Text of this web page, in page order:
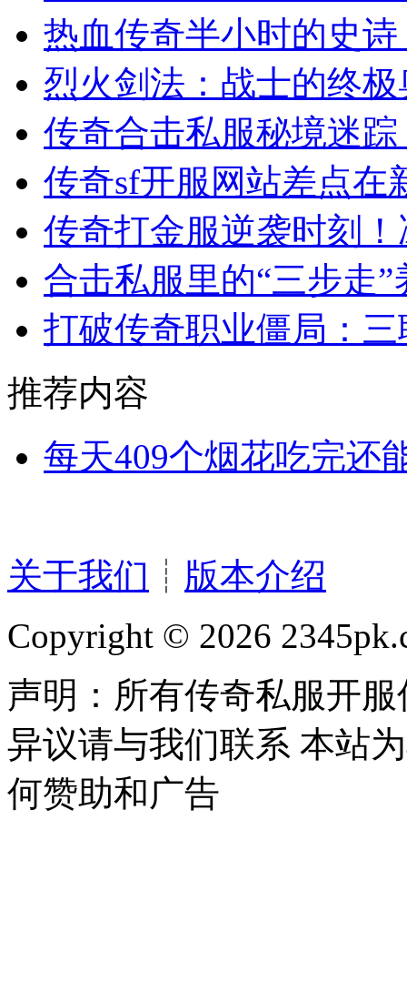
热血传奇半小时的史
烈火剑法：战士的终
传奇合击私服秘境迷踪
传奇sf开服网站差点在
传奇打金服逆袭时刻！
合击私服里的“三步走
打破传奇职业僵局：
推荐内容
每天409个烟花吃完还
关于我们 ┊ 版本介绍
Copyright © 2026
声明：所有传奇私服开
异议请与我们联系 本站
何赞助和广告